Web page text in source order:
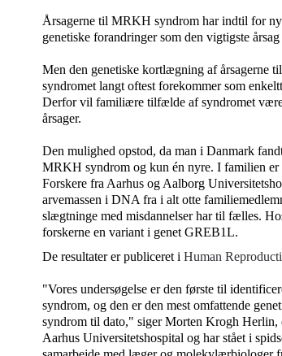
Årsagerne til MRKH syndrom har indtil for
genetiske forandringer som den vigtigste
Men den genetiske kortlægning af årsagerne
syndromet langt oftest forekommer som
Derfor vil familiære tilfælde af syndromet være
årsager.
Den mulighed opstod, da man i Danmark
MRKH syndrom og kun én nyre. I familien er
Forskere fra Aarhus og Aalborg
arvemassen i DNA fra i alt otte
slægtninge med misdannelser har til fælles.
forskerne en variant i genet GREB1L.
De resultater er publiceret i Human
"Vores undersøgelse er den første til
syndrom, og den er den mest omfattende
syndrom til dato," siger Morten Krogh
Aarhus Universitetshospital og har stået i